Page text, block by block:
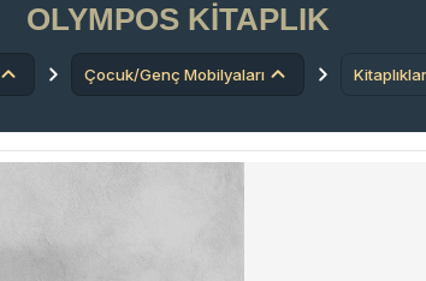
OLYMPOS KITAPLIK
Çocuk/Genç Mobilyaları Kitaplıklar